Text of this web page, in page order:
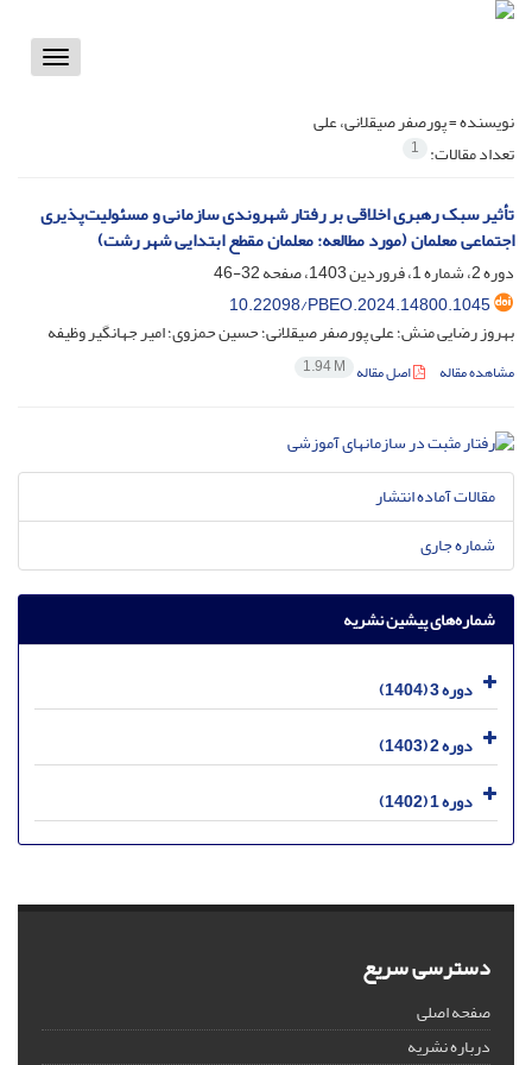
Toggle
نویسنده =پورصفر صیقلانی، علی
تعداد مقالات: 1
تأثیر سبک رهبری اخلاقی بر رفتار شهروندی سازمانی و مسئولیت‌پذیری
اجتماعی معلمان (مورد مطالعه: معلمان مقطع ابتدایی شهر رشت)
دوره 2، شماره 1، فروردین 1403، صفحه
32-46
10.22098/PBEO.2024.14800.1045
بهروز رضایی منش؛ علی پورصفر صیقلانی؛ حسین حمزوی؛ امیر جهانگیر وظیفه
مشاهده مقاله اصل مقاله 1.94 M
مقالات آماده انتشار
شماره جاری
شماره‌های پیشین نشریه
دوره 3 (1404)
دوره 2 (1403)
دوره 1 (1402)
دسترسی سریع
صفحه اصلی
درباره نشریه